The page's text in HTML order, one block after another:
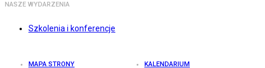
NASZE WYDARZENIA
Szkolenia i konferencje
MAPA STRONY KALENDARIUM